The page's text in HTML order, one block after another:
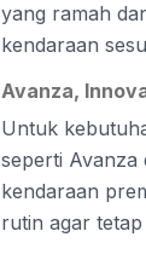
yang ramah
kendaraan
Avanza,
Untuk
seperti
kendaraan
rutin agar